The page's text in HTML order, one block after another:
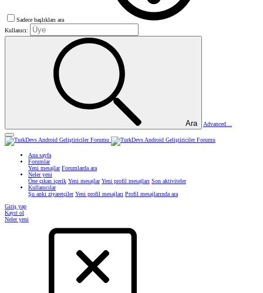
Sadece başlıkları ara
Kullanıcı:
Ara Advanced…
Ana sayfa
Forumlar
Yeni mesajlar Forumlarda ara
Neler yeni
Öne çıkan içerik Yeni mesajlar Yeni profil mesajları Son aktiviteler
Kullanıcılar
Şu anki ziyaretçiler Yeni profil mesajları Profil mesajlarında ara
Giriş yap
Kayıt ol
Neler yeni